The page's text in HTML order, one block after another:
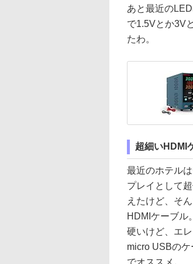
あと最近の
で1.5Vとか3V
たわ。
超細いHDMI
最近のホテル
プレイとして
えたけど、そ
HDMIケーブル
硬いけど、エ
micro USBの
でオススメ。